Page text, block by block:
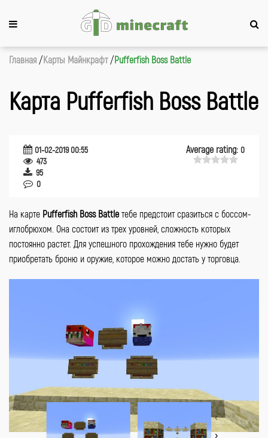
Главная Карты Майнкрафт Pufferfish Boss Battle
Карта Pufferfish Boss Battle
01-02-2019 00:55
473
95
0
Average rating: 0
На карте Pufferfish Boss Battle тебе предстоит сразиться с боссом-
иглобрюхом. Она состоит из трех уровней, сложность которых
постоянно растет. Для успешного прохождения тебе нужно будет
приобретать броню и оружие, которое можно достать у торговца.
‹
›